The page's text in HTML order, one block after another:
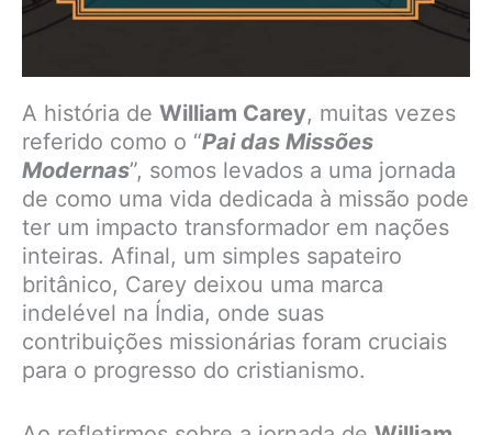
A história de William Carey, muitas vezes
referido como o “Pai das Missões
Modernas”, somos levados a uma jornada
de como uma vida dedicada à missão pode
ter um impacto transformador em nações
inteiras. Afinal, um simples sapateiro
britânico, Carey deixou uma marca
indelével na Índia, onde suas
contribuições missionárias foram cruciais
para o progresso do cristianismo.